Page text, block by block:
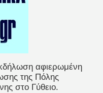
αφιερωμένη
της Πόλης
στο Γύθειο.